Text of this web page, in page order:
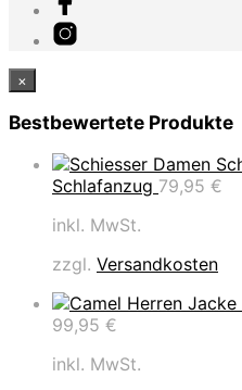
×
Bestbewertete Produkte
Schlafanzug 79,95 €
inkl. MwSt.
zzgl. Versandkosten
99,95 €
inkl. MwSt.